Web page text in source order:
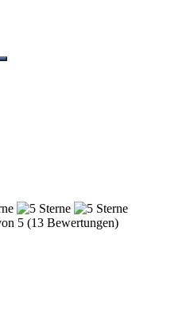
Suchen
5 (13 Bewertungen)